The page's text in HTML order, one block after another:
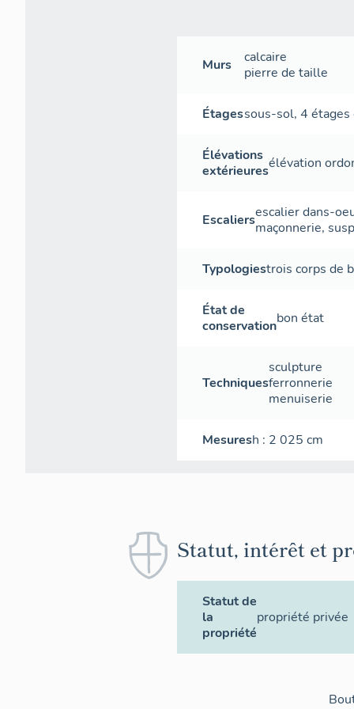
Murs
calcaire
pierre de taille
Étagessous-sol,4 étages
Élévations
extérieuresélévation
Escaliersescalier dans-
maçonnerie,
Typologiestrois corps de
État de
conservationbon état
Techniques
sculpture
ferronnerie
menuiserie
Mesuresh : 2 025 cm
Statut, intérêt et
Statut de
la
propriété
propriété privée